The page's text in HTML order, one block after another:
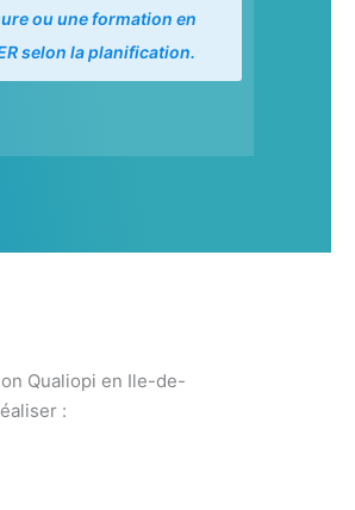
ou une formation en
selon la planification.
Qualiopi en Ile-de-
: